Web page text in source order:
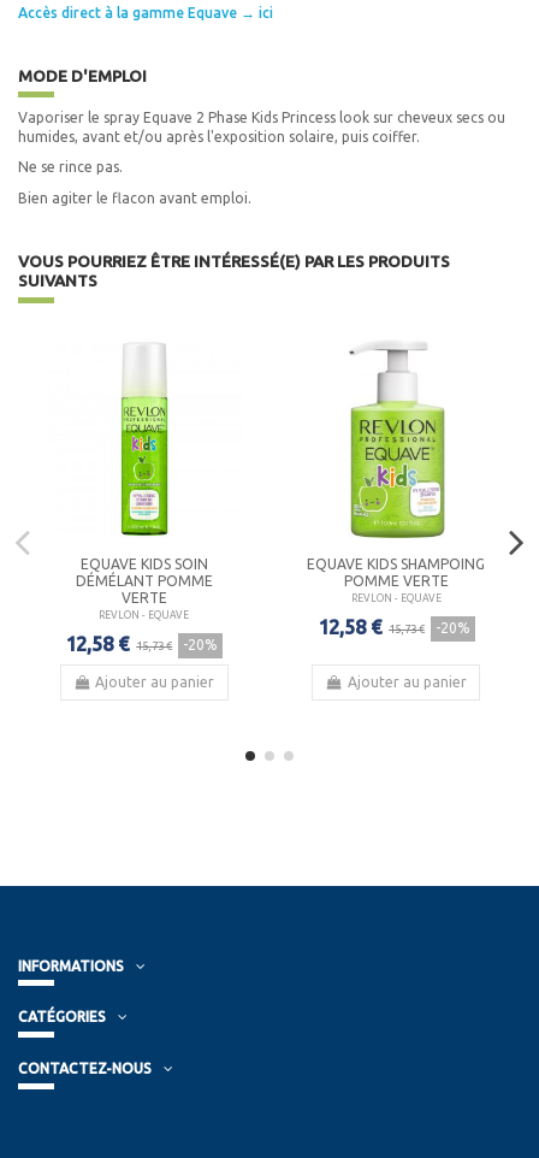
Accès direct à la gamme Equave → ici
MODE D'EMPLOI
Vaporiser le spray Equave 2 Phase Kids Princess look sur cheveux secs ou
humides, avant et/ou après l'exposition solaire, puis coiffer.
Ne se rince pas.
Bien agiter le flacon avant emploi.
VOUS POURRIEZ ÊTRE INTÉRESSÉ(E) PAR LES PRODUITS
SUIVANTS
EQUAVE KIDS SOIN
DÉMÉLANT POMME
VERTE
REVLON - EQUAVE
12,58 € 15,73 € -20%
Ajouter au panier
EQUAVE KIDS SHAMPOING
POMME VERTE
REVLON - EQUAVE
12,58 € 15,73 € -20%
Ajouter au panier
INFORMATIONS
CATÉGORIES
CONTACTEZ-NOUS